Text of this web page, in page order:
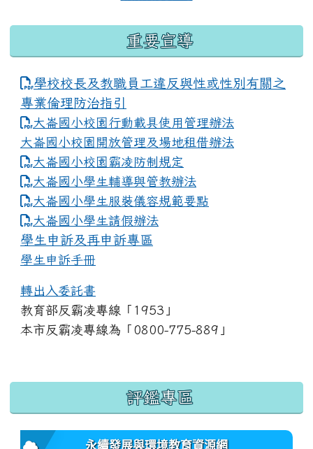
重要宣導
學校校長及教職員工違反與性或性別有關之
專業倫理防治指引
大崙國小校園行動載具使用管理辦法
大崙國小校園開放管理及場地租借辦法
大崙國小校園霸凌防制規定
大崙國小學生輔導與管教辦法
大崙國小學生服裝儀容規範要點
link to https://www.dles.tyc.edu.tw/uploads/
大崙國小學生請假辦法
學生申訴及再申訴專區
學生申訴手冊
轉出入委託書
教育部反霸凌專線「1953」
本市反霸凌專線為「0800-775-889」
:::
評鑑專區
永續發展與環境教育資源網